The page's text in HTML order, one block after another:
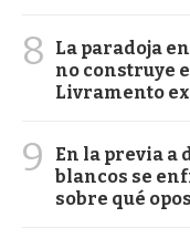
8
La paradoja
no construye
Livramento
9
En la previa a
blancos se
sobre qué